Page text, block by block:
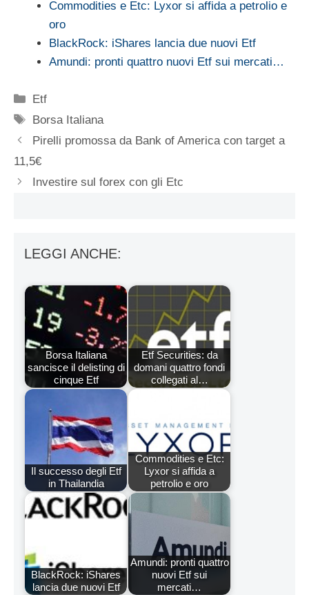
Commodities e Etc: Lyxor si affida a petrolio e
oro
BlackRock: iShares lancia due nuovi Etf
Amundi: pronti quattro nuovi Etf sui mercati…
Categorie
Etf
Tag
Borsa Italiana
Pirelli promossa da Bank of America con target a
11,5€
Investire sul forex con gli Etc
LEGGI ANCHE:
Borsa Italiana
sancisce il delisting di
cinque Etf
Etf Securities: da
domani quattro fondi
collegati al…
Il successo degli Etf
in Thailandia
Commodities e Etc:
Lyxor si affida a
petrolio e oro
BlackRock: iShares
lancia due nuovi Etf
Amundi: pronti quattro
nuovi Etf sui
mercati…